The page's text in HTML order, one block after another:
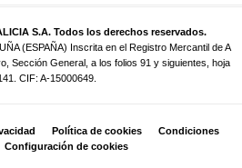
S.A. Todos los derechos reservados.
(ESPAÑA) Inscrita en el Registro Mercantil de A
Sección General, a los folios 91 y siguientes, hoja
CIF: A-15000649.
Política de cookies
Condiciones
Configuración de cookies